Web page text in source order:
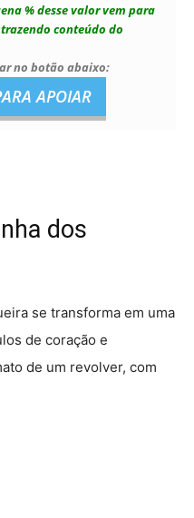
% desse valor vem para
conteúdo do
no botão abaixo:
APOIAR
dos
se transforma em uma
de coração e
de um revolver, com